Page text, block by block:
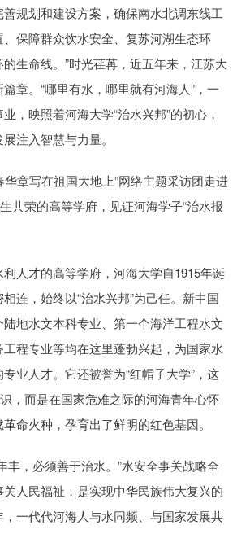
规划和建设方案，确保南水北调东线工
保障群众饮水安全、复苏河湖生态环
生命线。”时光荏苒，近五年来，江苏大
章。“哪里有水，哪里就有河海人”，一
，映照着河海大学“治水兴邦”的初心，
注入智慧与力量。
华章写在祖国大地上”网络主题采访团走进
共荣的高等学府，见证河海学子“治水报
人才的高等学府，河海大学自1915年诞
连，始终以“治水兴邦”为己任。新中国
地水文本科专业、第一个海洋工程水文
程专业等均在这里蓬勃兴起，为国家水
业人才。它还被誉为“红帽子大学”，这
，而是在国家危难之际的河海青年心怀
命火种，孕育出了鲜明的红色基因。
丰，必须善于治水。”水安全事关战略全
人民福祉，是实现中华民族伟大复兴的
一代代河海人与水同频、与国家发展共